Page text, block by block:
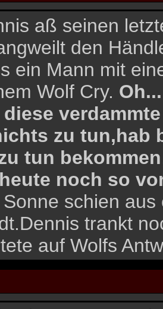
aß seinen
den
ein Mann mit
Wolf Cry.
zu tun,hab
tun bekommen
noch so
Sonne schien
trankt
auf Wolfs